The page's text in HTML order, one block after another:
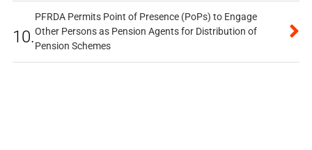
10.
PFRDA Permits Point of Presence (PoPs) to Engage
Other Persons as Pension Agents for Distribution of
Pension Schemes